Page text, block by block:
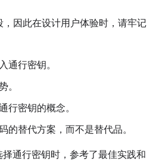
因此在设计用户体验时，请牢记
通行密钥。
。
行密钥的概念。
的替代方案，而不是替代品。
通行密钥时，参考了最佳实践和